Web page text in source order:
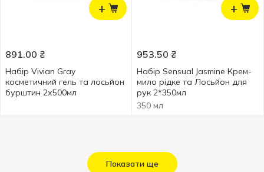
+
891.00 ₴
Набір Vivian Gray
косметичний гель та лосьйон
бурштин 2х500мл
+
953.50 ₴
Набір Sensual Jasmine Крем-
мило рідке та Лосьйон для
рук 2*350мл
350 мл
Показати ще